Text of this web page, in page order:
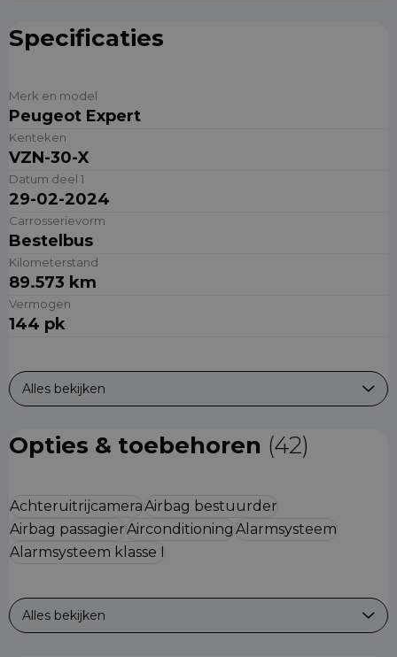
Specificaties
Merk en model
Peugeot Expert
Kenteken
VZN-30-X
Datum deel 1
29-02-2024
Carrosserievorm
Bestelbus
Kilometerstand
89.573 km
Vermogen
144 pk
Alles bekijken
Opties & toebehoren (42)
AchteruitrijcameraAirbag bestuurder
Airbag passagierAirconditioning Alarmsysteem
Alarmsysteem klasse I
Alles bekijken